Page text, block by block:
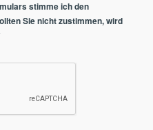
stimme ich den
Sie nicht zustimmen, wird